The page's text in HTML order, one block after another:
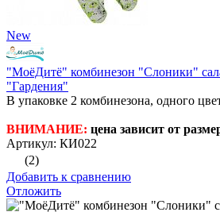
New
"МоёДитё" комбинезон "Слоники"
"Гардения"
В упаковке 2 комбинезона, одного
ВНИМАНИЕ: цена зависит от
Артикул: КИ022
(2)
Добавить к сравнению
Отложить